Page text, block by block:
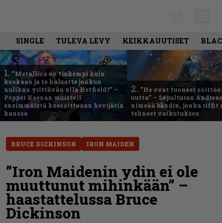
SINGLE TULEVA LEVY KEIKKAUUTISET
1. ”Metallica on tiukempi kuin
koskaan ja te haluatte jonkun
nulikan yrittävän olla Hetfield?” –
Pepper Keenan muisteli
ensimmäistä koesoittoaan hevijätin
kanssa
2. ”He ovat tuoneet
uutta” – Sepulturan
nimeää bändin, jonka riffit
tehneet vaikutuksen
BRUCE DICKINSON IRON MAIDEN
”Iron Maidenin ydin ei ole
muuttunut mihinkään” –
haastattelussa Bruce
Dickinson